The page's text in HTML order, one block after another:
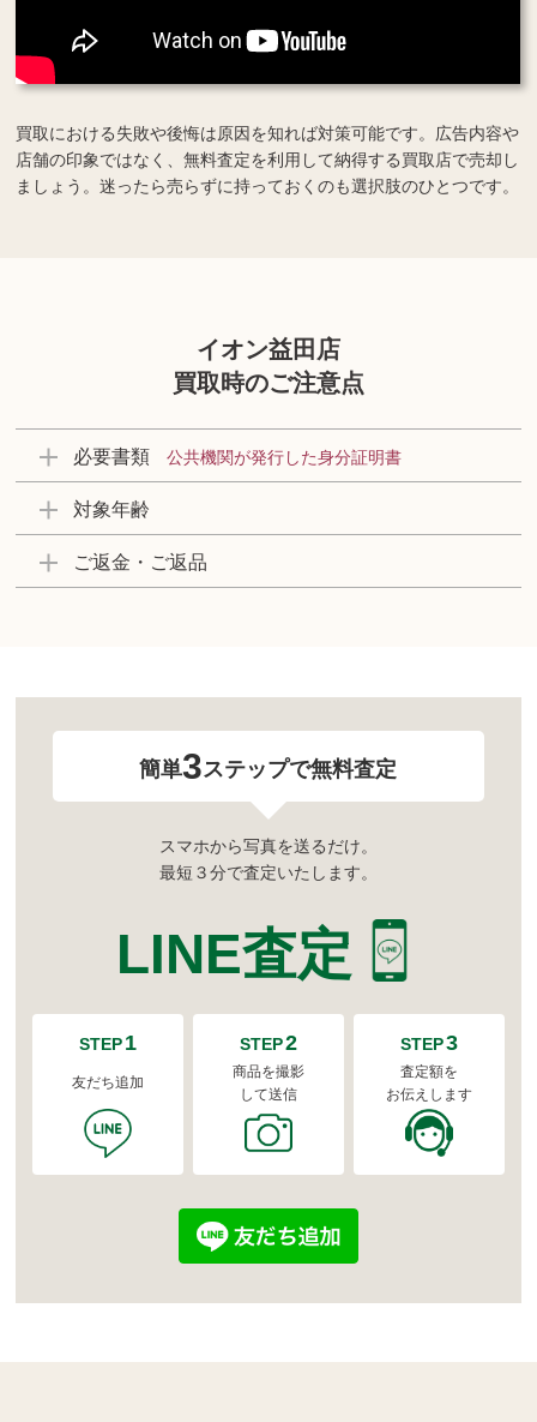
買取における失敗や後悔は原因を知れば対策可能です。広告内容や
店舗の印象ではなく、無料査定を利用して納得する買取店で売却し
ましょう。迷ったら売らずに持っておくのも選択肢のひとつです。
イオン益田店
買取時のご注意点
必要書類 公共機関が発行した身分証明書
対象年齢
ご返金・ご返品
簡単3ステップで無料査定
スマホから写真を送るだけ。
最短３分で査定いたします。
LINE査定
STEP1
友だち追加
STEP2
商品を撮影
して送信
STEP3
査定額を
お伝えします